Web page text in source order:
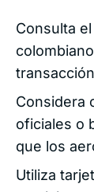
Consulta
Considera
oficiales o
que los
Utiliza